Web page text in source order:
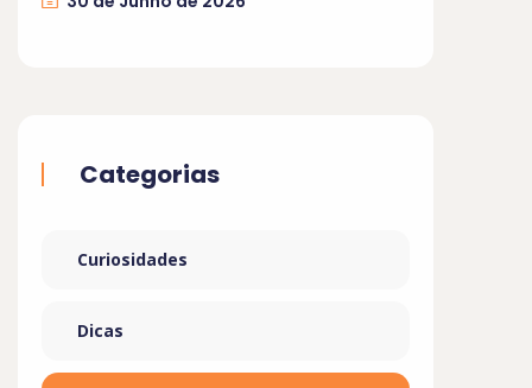
Categorias
Curiosidades
Dicas